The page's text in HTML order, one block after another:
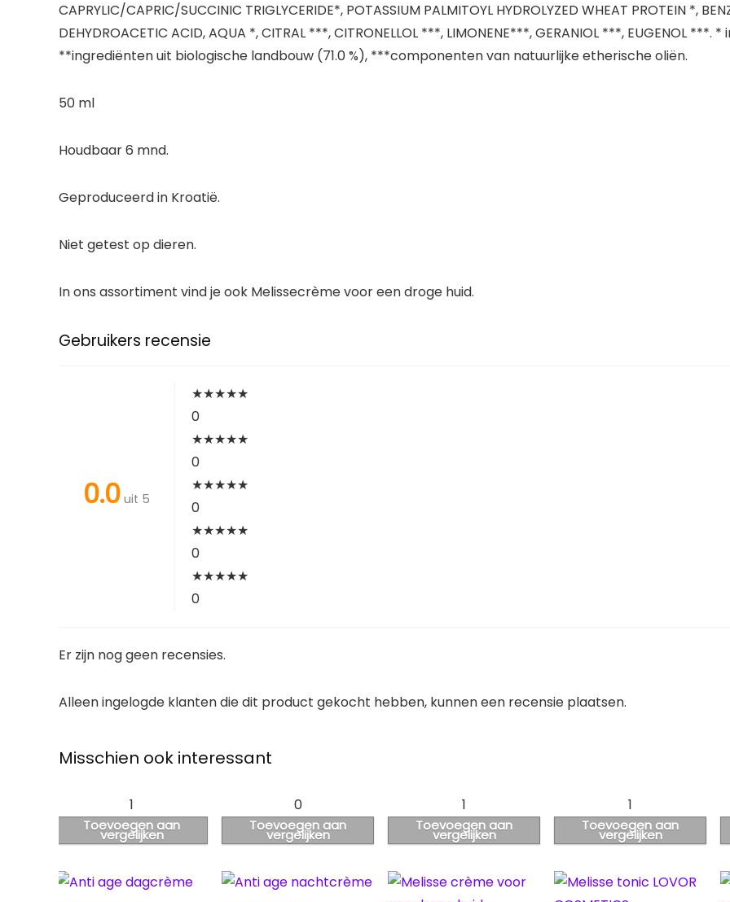
CAPRYLIC/CAPRIC/SUCCINIC TRIGLYCERIDE*, POTASSIUM PALMITOYL HYDROLYZED WHEAT PROTEIN *,
DEHYDROACETIC ACID, AQUA *, CITRAL ***, CITRONELLOL ***, LIMONENE***, GERANIOL ***, EUGENOL
**ingrediënten uit biologische landbouw (71.0 %), ***componenten van natuurlijke etherische oliën.
50 ml
Houdbaar 6 mnd.
Geproduceerd in Kroatië.
Niet getest op dieren.
In ons assortiment vind je ook Melissecrème voor een droge huid.
Gebruikers recensie
0.0 uit 5
★★★★★
0
★★★★★
0
★★★★★
0
★★★★★
0
★★★★★
0
Er zijn nog geen recensies.
Alleen ingelogde klanten die dit product gekocht hebben, kunnen een recensie plaatsen.
Misschien ook interessant
1
Toevoegen aan
vergelijken
0
Toevoegen aan
vergelijken
1
Toevoegen aan
vergelijken
1
Toevoegen aan
vergelijken